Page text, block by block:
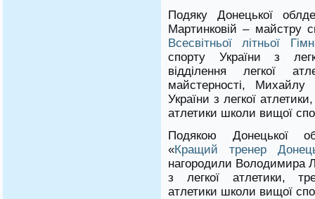
Подяку Донецької
Мартинковій – майстру
Всесвітньої літньої
спорту України з
відділення легкої
майстерності,
України з легкої
атлетики школи вищої
Подякою Донецької
«Кращий тренер
нагородили Володимира
з легкої атлетики,
атлетики школи вищої